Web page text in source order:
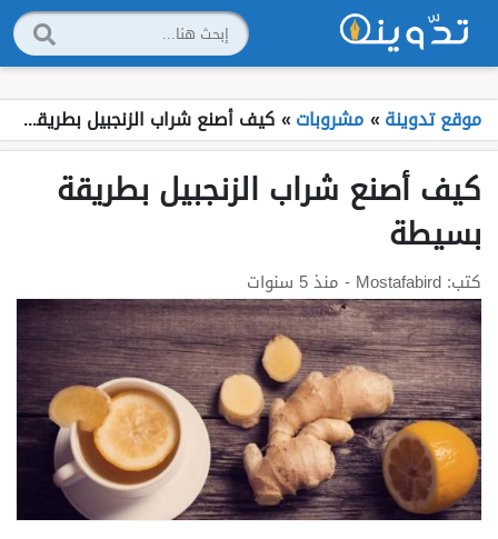
موقع تدوينة»مشروبات»كيف أصنع شراب الزنجبيل بطريقة بسيطة
كيف أصنع شراب الزنجبيل بطريقة
بسيطة
كتب: Mostafabird - منذ 5 سنوات